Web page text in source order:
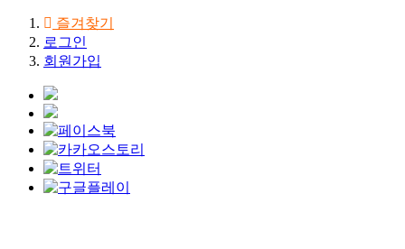
즐겨찾기
로그인
회원가입